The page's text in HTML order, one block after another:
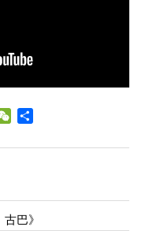
WeChat
巴》